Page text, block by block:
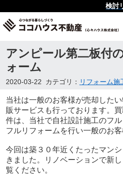
検討
アンピール第二板付
ォーム
2020-03-22 カテゴリ： リフォーム施
当社は一般のお客様が売却した
販サービスも行っております。
件は、当社で自社設計施工のフ
フルリフォームを行い一般のお
今回は築３０年近くたったマン
きました。リノベーションで新
覧ください。